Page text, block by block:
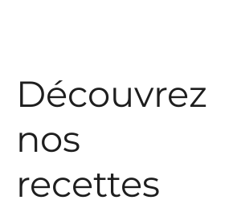
Découvrez
nos
recettes